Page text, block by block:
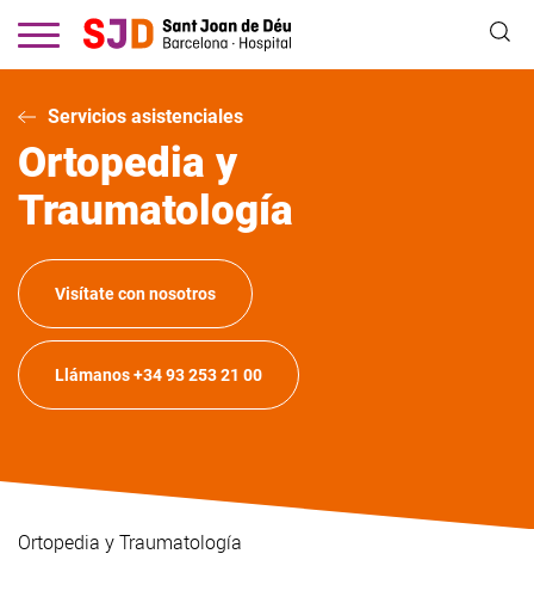
contenido
Servicios asistenciales
Ortopedia y
Traumatología
Visítate con nosotros
Llámanos +34 93 253 21 00
Ortopedia y Traumatología